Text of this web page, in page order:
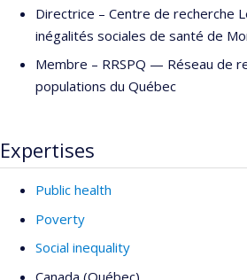
Directrice – Centre de recherche
inégalités sociales de santé de
Membre – RRSPQ — Réseau de
populations du Québec
Expertises
Public health
Poverty
Social inequality
Canada (Québec)